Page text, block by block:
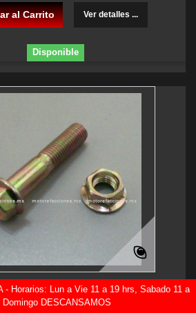
al Carrito Ver detalles ...
Disponible
de Manubrio / Soporte de...
- Horarios: Lun a Vie 11 a 19 hrs, Sabado 11 a
Domingo DESCANSAMOS